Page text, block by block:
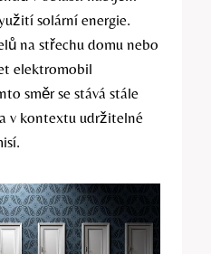
solární energie.
na střechu domu nebo
elektromobil
směr se stává stále
v kontextu udržitelné